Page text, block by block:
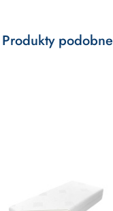
produktów
Produkty
Produkty podobne